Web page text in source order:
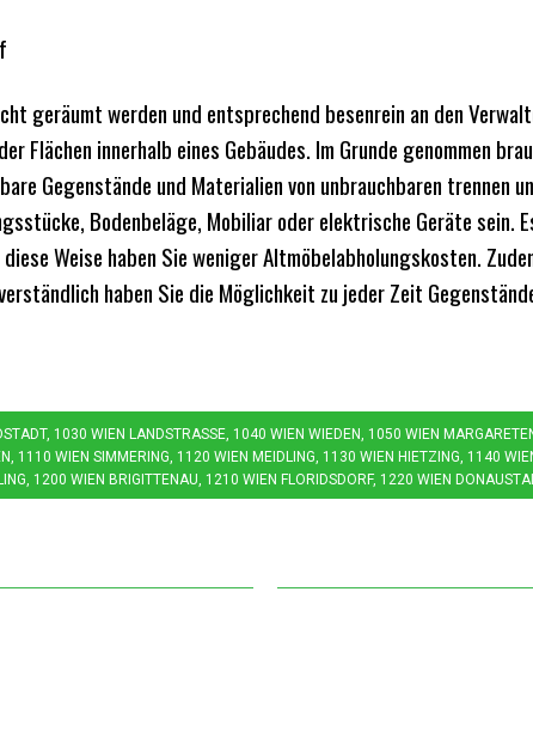
geräumt werden und entsprechend besenrein an den
Flächen innerhalb eines Gebäudes. Im Grunde genommen
Gegenstände und Materialien von unbrauchbaren trennen
Bodenbeläge, Mobiliar oder elektrische Geräte
Weise haben Sie weniger Altmöbelabholungskosten.
haben Sie die Möglichkeit zu jeder Zeit
1030 WIEN LANDSTRASSE, 1040 WIEN WIEDEN, 1050 WIEN
1110 WIEN SIMMERING, 1120 WIEN MEIDLING, 1130 WIEN HIETZING, 1140
1200 WIEN BRIGITTENAU, 1210 WIEN FLORIDSDORF, 1220 WIEN